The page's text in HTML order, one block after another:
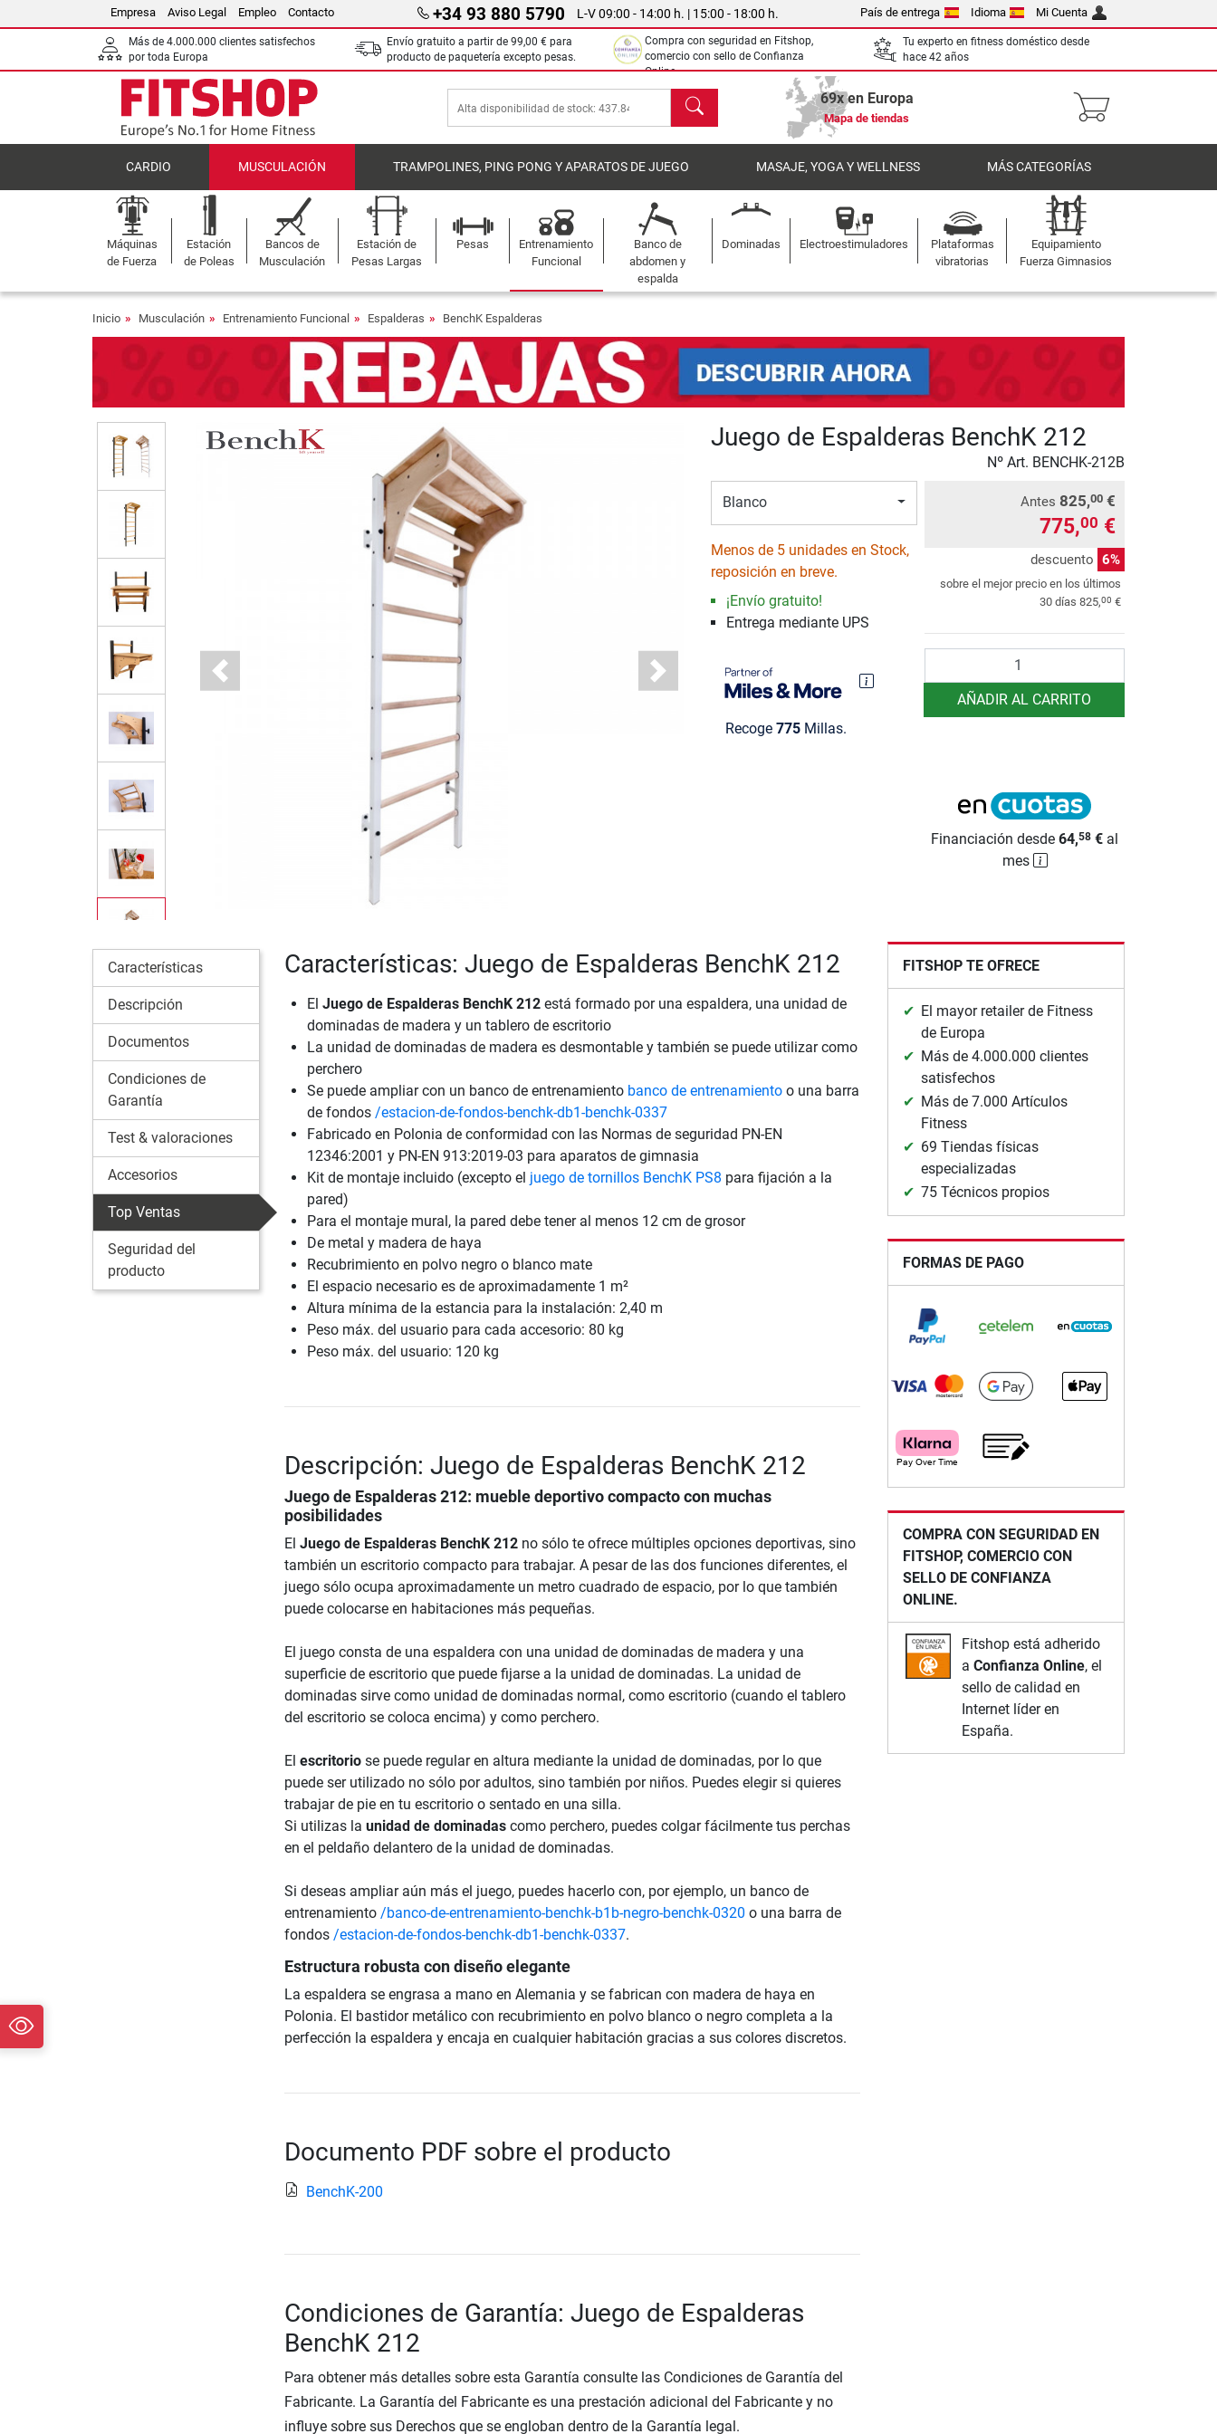
Empresa Aviso Legal Empleo Contacto +34 93 880 5790 L-V 09:00 - 14:00 h. | 15:00 - 18:00 h. País de entrega Idioma Mi Cuenta
Más de 4.000.000 clientes satisfechos
por toda Europa
Envío gratuito a partir de 99,00 € para
producto de paquetería excepto pesas.
Compra con seguridad en Fitshop,
comercio con sello de Confianza
Online.
Tu experto en fitness doméstico desde
hace 42 años
Buscar 69x en Europa
Mapa de tiendas
CARDIO MUSCULACIÓN TRAMPOLINES, PING PONG Y APARATOS DE JUEGO MASAJE, YOGA Y WELLNESS MÁS CATEGORÍAS
Máquinas
de Fuerza
Estación
de Poleas
Bancos de
Musculación
Estación de
Pesas Largas
Pesas
Entrenamiento
Funcional
Banco de
abdomen y
espalda
Dominadas Electroestimuladores
Plataformas
vibratorias
Equipamiento
Fuerza Gimnasios
Inicio Musculación Entrenamiento Funcional Espalderas BenchK Espalderas
Previous Next
Juego de Espalderas BenchK 212
Nº Art. BENCHK-212B
Blanco
Menos de 5 unidades en Stock,
reposición en breve.
¡Envío gratuito!
Entrega mediante UPS
Recoge 775Millas.
Antes 825,00 €
775,00 €
descuento 6%
sobre el mejor precio en los últimos
30 días 825,00 €
AÑADIR AL CARRITO
Financiación desde64,58 € al
mes
Características
Descripción
Documentos
Condiciones de
Garantía
Test & valoraciones
Accesorios
Top Ventas
Seguridad del
producto
Características: Juego de Espalderas BenchK 212
El Juego de Espalderas BenchK 212está formado por una espaldera, una unidad de
dominadas de madera y un tablero de escritorio
La unidad de dominadas de madera es desmontable y también se puede utilizar como
perchero
Se puede ampliar con un banco de entrenamiento banco de entrenamientoo una barra
de fondos /estacion-de-fondos-benchk-db1-benchk-0337
Fabricado en Polonia de conformidad con las Normas de seguridad PN-EN
12346:2001 y PN-EN 913:2019-03 para aparatos de gimnasia
Kit de montaje incluido (excepto el juego de tornillos BenchK PS8 para fijación a la
pared)
Para el montaje mural, la pared debe tener al menos 12 cm de grosor
De metal y madera de haya
Recubrimiento en polvo negro o blanco mate
El espacio necesario es de aproximadamente 1 m²
Altura mínima de la estancia para la instalación: 2,40 m
Peso máx. del usuario para cada accesorio: 80 kg
Peso máx. del usuario: 120 kg
Descripción: Juego de Espalderas BenchK 212
Juego de Espalderas 212: mueble deportivo compacto con muchas
posibilidades
El Juego de Espalderas BenchK 212no sólo te ofrece múltiples opciones deportivas, sino
también un escritorio compacto para trabajar. A pesar de las dos funciones diferentes, el
juego sólo ocupa aproximadamente un metro cuadrado de espacio, por lo que también
puede colocarse en habitaciones más pequeñas.
El juego consta de una espaldera con una unidad de dominadas de madera y una
superficie de escritorio que puede fijarse a la unidad de dominadas. La unidad de
dominadas sirve como unidad de dominadas normal, como escritorio (cuando el tablero
del escritorio se coloca encima) y como perchero.
El escritoriose puede regular en altura mediante la unidad de dominadas, por lo que
puede ser utilizado no sólo por adultos, sino también por niños. Puedes elegir si quieres
trabajar de pie en tu escritorio o sentado en una silla.
Si utilizas la unidad de dominadascomo perchero, puedes colgar fácilmente tus perchas
en el peldaño delantero de la unidad de dominadas.
Si deseas ampliar aún más el juego, puedes hacerlo con, por ejemplo, un banco de
entrenamiento /banco-de-entrenamiento-benchk-b1b-negro-benchk-0320 o una barra de
fondos /estacion-de-fondos-benchk-db1-benchk-0337.
Estructura robusta con diseño elegante
La espaldera se engrasa a mano en Alemania y se fabrican con madera de haya en
Polonia. El bastidor metálico con recubrimiento en polvo blanco o negro completa a la
perfección la espaldera y encaja en cualquier habitación gracias a sus colores discretos.
Documento PDF sobre el producto
BenchK-200
Condiciones de Garantía: Juego de Espalderas
BenchK 212
Para obtener más detalles sobre esta Garantía consulte las Condiciones de Garantía del
Fabricante. La Garantía del Fabricante es una prestación adicional del Fabricante y no
influye sobre sus Derechos que se engloban dentro de la Garantía legal.
FITSHOP TE OFRECE
El mayor retailer de Fitness
de Europa
Más de 4.000.000 clientes
satisfechos
Más de 7.000 Artículos
Fitness
69 Tiendas físicas
especializadas
75 Técnicos propios
FORMAS DE PAGO
COMPRA CON SEGURIDAD EN
FITSHOP, COMERCIO CON
SELLO DE CONFIANZA
ONLINE.
Fitshop está adherido
a Confianza Online, el
sello de calidad en
Internet líder en
España.